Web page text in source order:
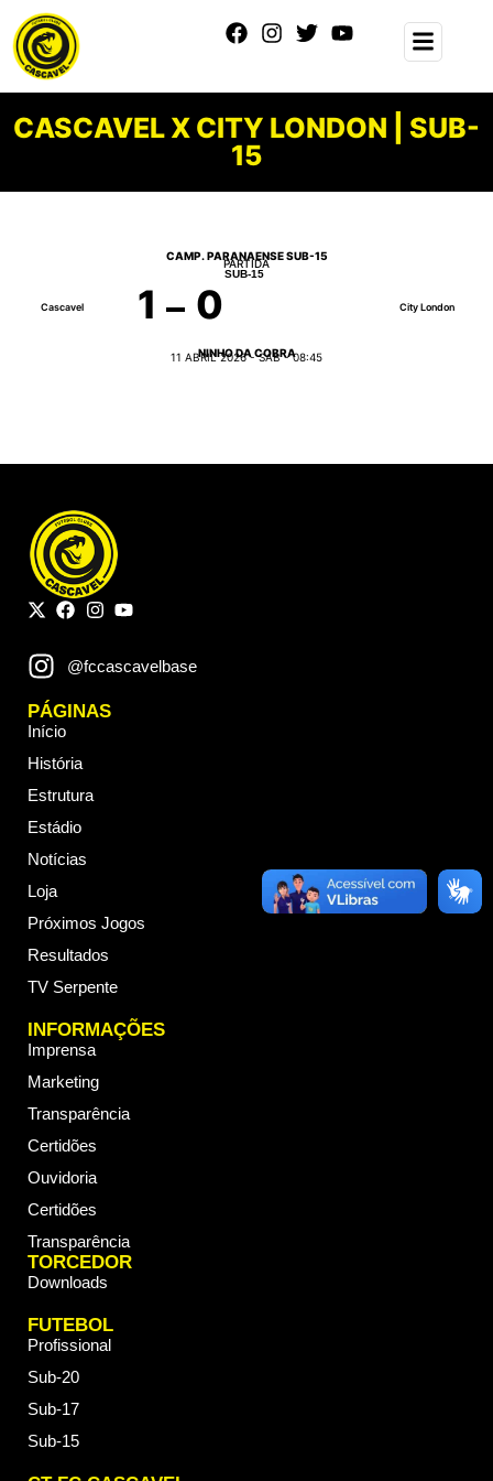
CASCAVEL X CITY LONDON | SUB-
15
PARTIDA
CAMP. PARANAENSE SUB-15
Cascavel 1
SUB-15
0 City London
11 ABRIL 2026 - SÁB - 08:45
NINHO DA COBRA
@fccascavelbase
PÁGINAS
Início
História
Estrutura
Estádio
Notícias
Loja
Próximos Jogos
Resultados
TV Serpente
INFORMAÇÕES
Imprensa
Marketing
Transparência
Certidões
Ouvidoria
Certidões
Transparência
TORCEDOR
Downloads
FUTEBOL
Profissional
Sub-20
Sub-17
Sub-15